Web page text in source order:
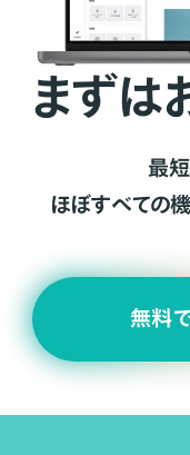
まずは
最
ほぼすべての
無料